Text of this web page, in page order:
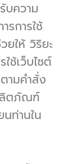
บความ
รการใช้
ยให้ วิริยะ
ช้เว็บไซต์
ามคำสั่ง
ลิตภัณฑ์
นท่านใน